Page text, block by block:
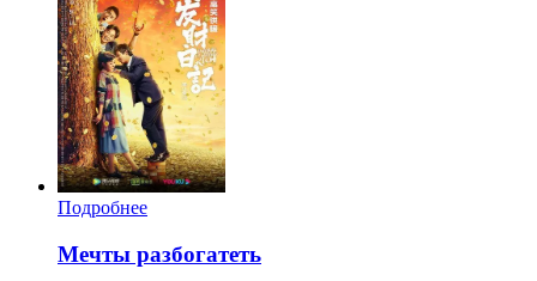
Подробнее
Мечты разбогатеть